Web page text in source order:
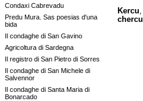
Condaxi Cabrevadu
Predu Mura. Sas poesias d'una
bida
Il condaghe di San Gavino
Agricoltura di Sardegna
Il registro di San Pietro di Sorres
Il condaghe di San Michele di
Salvennor
Il condaghe di Santa Maria di
Bonarcado
Kercu
chercu